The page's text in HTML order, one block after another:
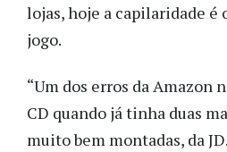
lojas, hoje a capilaridade é
jogo.
“Um dos erros da Amazon
CD quando já tinha duas
muito bem montadas, da